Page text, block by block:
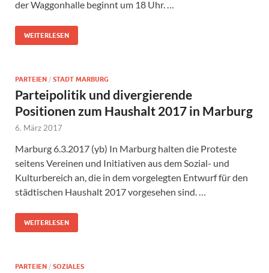
der Waggonhalle beginnt um 18 Uhr. …
WEITERLESEN
PARTEIEN / STADT MARBURG
Parteipolitik und divergierende
Positionen zum Haushalt 2017 in Marburg
6. März 2017
Marburg 6.3.2017 (yb) In Marburg halten die Proteste
seitens Vereinen und Initiativen aus dem Sozial- und
Kulturbereich an, die in dem vorgelegten Entwurf für den
städtischen Haushalt 2017 vorgesehen sind. …
WEITERLESEN
PARTEIEN / SOZIALES